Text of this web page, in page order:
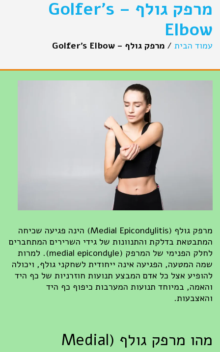
מרפק גולף – Golfer's
Elbow
עמוד הבית/ מרפק גולף – Golfer's Elbow
מרפק גולף (Medial Epicondylitis) הינה פגיעה שכיחה
המתבטאת בדלקת והתנוונות של גידי השרירים המתחברים
לחלק הפנימי של המרפק (medial epicondyle). למרות
שמה המטעה, הפגיעה אינה ייחודית לשחקני גולף, ויכולה
להופיע אצל כל אדם המבצע תנועות חוזרניות של כף היד
והאמה, במיוחד תנועות המערבות כיפוף כף היד
והאצבעות.
מהו מרפק גולף (Medial